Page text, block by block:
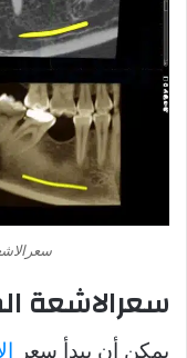
سعرالاشعة
يمكن أن يبدأ سعر